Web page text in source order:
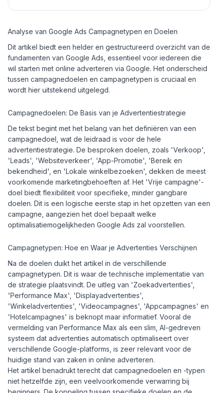
Analyse van Google Ads Campagnetypen en Doelen
Dit artikel biedt een helder en gestructureerd overzicht van de
fundamenten van Google Ads, essentieel voor iedereen die
wil starten met online adverteren via Google. Het onderscheid
tussen campagnedoelen en campagnetypen is cruciaal en
wordt hier uitstekend uitgelegd.
Campagnedoelen: De Basis van je Advertentiestrategie
De tekst begint met het belang van het definiëren van een
campagnedoel, wat de leidraad is voor de hele
advertentiestrategie. De besproken doelen, zoals 'Verkoop',
'Leads', 'Websiteverkeer', 'App-Promotie', 'Bereik en
bekendheid', en 'Lokale winkelbezoeken', dekken de meest
voorkomende marketingbehoeften af. Het 'Vrije campagne'-
doel biedt flexibiliteit voor specifieke, minder gangbare
doelen. Dit is een logische eerste stap in het opzetten van een
campagne, aangezien het doel bepaalt welke
optimalisatiemogelijkheden Google Ads zal voorstellen.
Campagnetypen: Hoe en Waar je Advertenties Verschijnen
Na de doelen duikt het artikel in de verschillende
campagnetypen. Dit is waar de technische implementatie van
de strategie plaatsvindt. De uitleg van 'Zoekadvertenties',
'Performance Max', 'Displayadvertenties',
'Winkeladvertenties', 'Videocampagnes', 'Appcampagnes' en
'Hotelcampagnes' is beknopt maar informatief. Vooral de
vermelding van Performance Max als een slim, AI-gedreven
systeem dat advertenties automatisch optimaliseert over
verschillende Google-platforms, is zeer relevant voor de
huidige stand van zaken in online adverteren.
Het artikel benadrukt terecht dat campagnedoelen en -typen
niet hetzelfde zijn, een veelvoorkomende verwarring bij